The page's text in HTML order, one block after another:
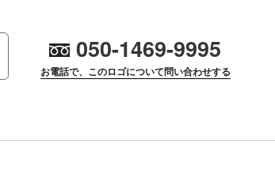
050-1469-9995
お電話で、このロゴについて問い合わせする